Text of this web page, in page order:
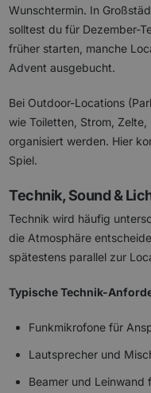
Wunschtermin. In
solltest du für Dezember-
früher starten, manche
Advent ausgebucht.
Bei Outdoor-Locations
wie Toiletten, Strom,
organisiert werden. Hier
Spiel.
Technik, Sound &
Technik wird häufig
die Atmosphäre
spätestens parallel zur
Typische Technik-
Funkmikrofone für
Lautsprecher und
Beamer und Leinwand